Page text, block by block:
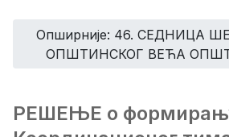
Опширније: 46. СЕДНИЦA
ОПШТИНСКОГ ВЕЋА
РЕШЕЊЕ о